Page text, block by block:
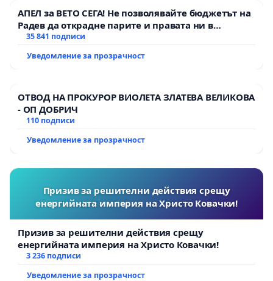
АПЕЛ за ВЕТО СЕГА! Не позволявайте бюджетът на
Радев да открадне парите и правата ни в
тъмното
35 841 подписи
Уведомление за прозрачност
ОТВОД НА ПРОКУРОР ВИОЛЕТА ЗЛАТЕВА ВЕЛИКОВА
- ОП ДОБРИЧ
110 подписи
Уведомление за прозрачност
Призив за решителни действия срещу
енергийната империя на Христо Ковачки!
Призив за решителни действия срещу
енергийната империя на Христо Ковачки!
3 236 подписи
Уведомление за прозрачност